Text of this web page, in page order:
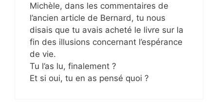
Michèle, dans les commentaires de
l’ancien article de Bernard, tu nous
disais que tu avais acheté le livre sur la
fin des illusions concernant l’espérance
de vie.
Tu l’as lu, finalement ?
Et si oui, tu en as pensé quoi ?